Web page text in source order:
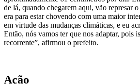
de lá, quando chegarem aqui, vão represar
era para estar chovendo com uma maior
em virtude das mudanças climáticas, e eu
Então, nós vamos ter que nos adaptar, pois
recorrente”, afirmou o prefeito.
Ação